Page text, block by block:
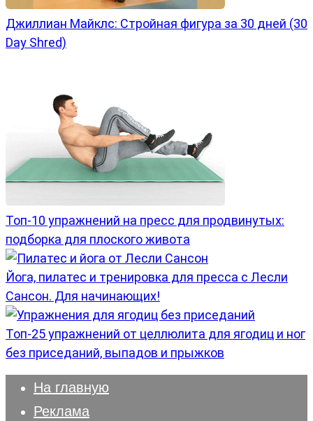
Джиллиан Майклс: Стройная фигура за 30 дней (30
Day Shred)
Топ-10 упражнений на пресс для продвинутых:
подборка для плоского живота
Йога, пилатес и тренировка для пресса с Лесли
Сансон. Для начинающих!
Топ-25 упражнений от целлюлита для ягодиц и ног
без приседаний, выпадов и прыжков
На главную
Реклама